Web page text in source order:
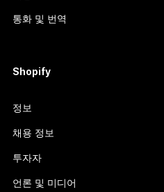
통화 및 번역
Shopify
정보
채용 정보
투자자
언론 및 미디어